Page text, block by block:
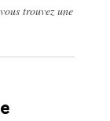
trouvez une